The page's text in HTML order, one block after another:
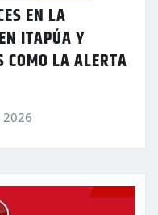
EN LA
ITAPÚA Y
COMO LA ALERTA
2026